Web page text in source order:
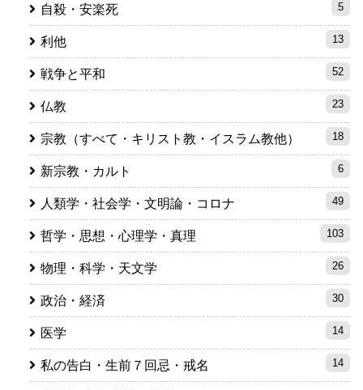
自殺・安楽死 5
利他 13
戦争と平和 52
仏教 23
宗教（すべて・キリスト教・イスラム教他） 18
新宗教・カルト 6
人類学・社会学・文明論・コロナ 49
哲学・思想・心理学・真理 103
物理・科学・天文学 26
政治・経済 30
医学 14
私の告白・生前７回忌・戒名 14